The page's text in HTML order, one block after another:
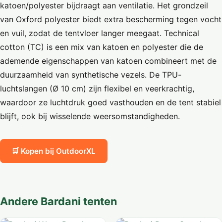
katoen/polyester bijdraagt aan ventilatie. Het grondzeil
van Oxford polyester biedt extra bescherming tegen vocht
en vuil, zodat de tentvloer langer meegaat. Technical
cotton (TC) is een mix van katoen en polyester die de
ademende eigenschappen van katoen combineert met de
duurzaamheid van synthetische vezels. De TPU-
luchtslangen (Ø 10 cm) zijn flexibel en veerkrachtig,
waardoor ze luchtdruk goed vasthouden en de tent stabiel
blijft, ook bij wisselende weersomstandigheden.
🛒 Kopen bij OutdoorXL
Andere Bardani tenten